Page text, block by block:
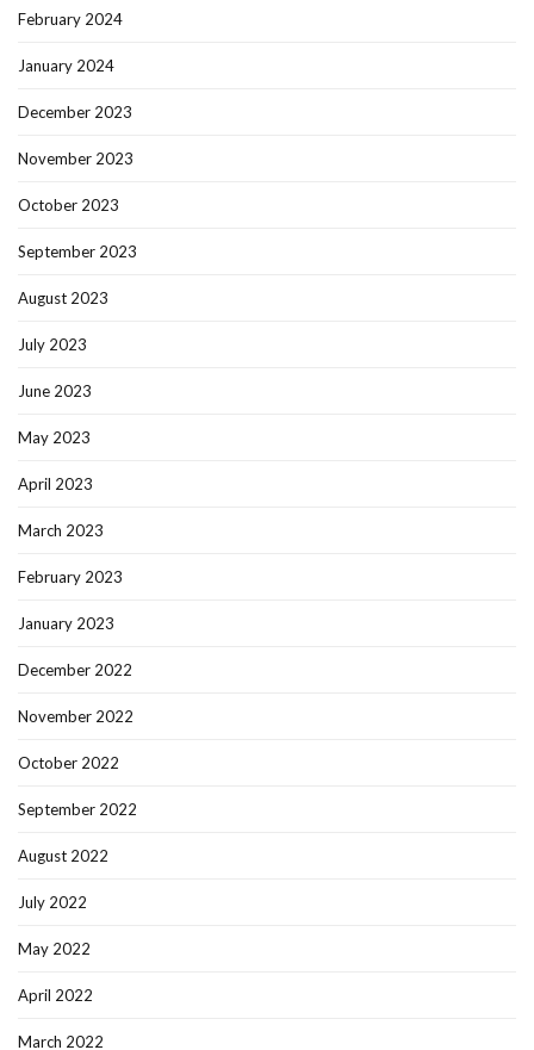
February 2024
January 2024
December 2023
November 2023
October 2023
September 2023
August 2023
July 2023
June 2023
May 2023
April 2023
March 2023
February 2023
January 2023
December 2022
November 2022
October 2022
September 2022
August 2022
July 2022
May 2022
April 2022
March 2022